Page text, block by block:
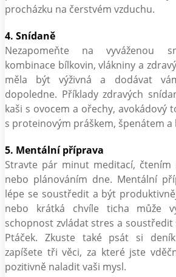
procházku na čerstvém vzduchu.
4. Snídaně
Nezapomeňte na vyváženou
kombinace bílkovin, vlákniny a
měla být výživná a dodávat
dopoledne. Příklady zdravých
kaši s ovocem a ořechy, avokádový
s proteinovým práškem, špenátem a
5. Mentální příprava
Stravte pár minut meditací,
nebo plánováním dne. Mentální
lépe se soustředit a být
nebo krátká chvíle ticha může
schopnost zvládat stres a soustředit
Ptáček. Zkuste také psát si
zapíšete tři věci, za které jste
pozitivně naladit vaši mysl.